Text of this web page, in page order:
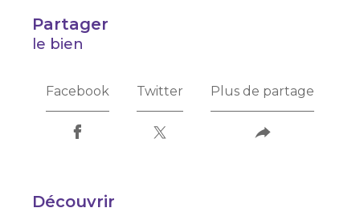
partager
le bien
Facebook Twitter Plus de partage
découvrir